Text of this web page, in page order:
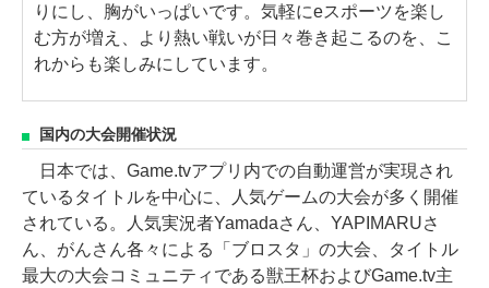
りにし、胸がいっぱいです。気軽にeスポーツを楽し
む方が増え、より熱い戦いが日々巻き起こるのを、こ
れからも楽しみにしています。
国内の大会開催状況
日本では、Game.tvアプリ内での自動運営が実現され
ているタイトルを中心に、人気ゲームの大会が多く開催
されている。人気実況者Yamadaさん、YAPIMARUさ
ん、がんさん各々による「ブロスタ」の大会、タイトル
最大の大会コミュニティである獣王杯およびGame.tv主